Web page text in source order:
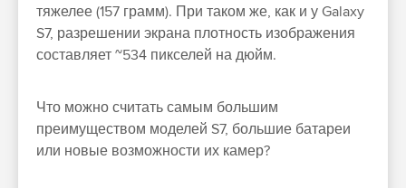
тяжелее (157 грамм). При таком же, как и у Galaxy
S7, разрешении экрана плотность изображения
составляет ~534 пикселей на дюйм.
Что можно считать самым большим
преимуществом моделей S7, большие батареи
или новые возможности их камер?